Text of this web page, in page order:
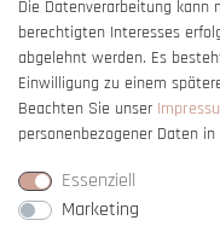
Die Datenverarbeitung kann
berechtigten Interesses
abgelehnt werden. Es
Einwilligung zu einem
Beachten Sie unser
personenbezogener Daten in
Essenziell
Marketing